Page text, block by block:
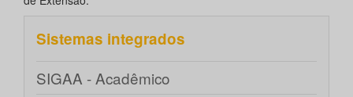
Sistemas integrados
SIGAA - Acadêmico